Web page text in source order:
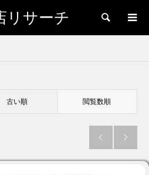
リサーチ 検索
古い順 閲覧数順
 